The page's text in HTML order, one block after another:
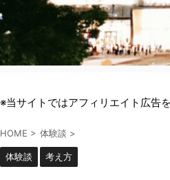
※当サイトではアフィリエイト広告
HOME > 体験談 >
体験談 考え方